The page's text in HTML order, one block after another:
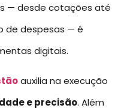
— desde cotações até
de despesas — é
digitais.
auxilia na execução
e precisão. Além